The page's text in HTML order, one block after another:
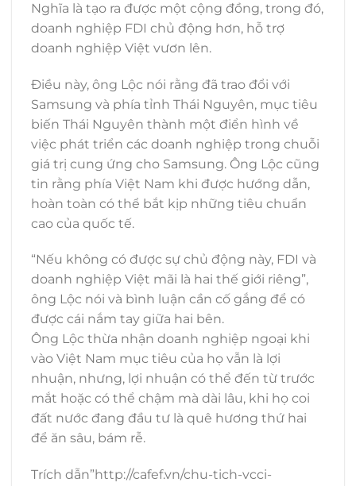
Nghĩa là tạo ra được một cộng đồng, trong đó,
doanh nghiệp FDI chủ động hơn, hỗ trợ
doanh nghiệp Việt vươn lên.
Điều này, ông Lộc nói rằng đã trao đổi với
Samsung và phía tỉnh Thái Nguyên, mục tiêu
biến Thái Nguyên thành một điển hình về
việc phát triển các doanh nghiệp trong chuỗi
giá trị cung ứng cho Samsung. Ông Lộc cũng
tin rằng phía Việt Nam khi được hướng dẫn,
hoàn toàn có thể bắt kịp những tiêu chuẩn
cao của quốc tế.
“Nếu không có được sự chủ động này, FDI và
doanh nghiệp Việt mãi là hai thế giới riêng”,
ông Lộc nói và bình luận cần cố gắng để có
được cái nắm tay giữa hai bên.
Ông Lộc thừa nhận doanh nghiệp ngoại khi
vào Việt Nam mục tiêu của họ vẫn là lợi
nhuận, nhưng, lợi nhuận có thể đến từ trước
mắt hoặc có thể chậm mà dài lâu, khi họ coi
đất nước đang đầu tư là quê hương thứ hai
để ăn sâu, bám rễ.
Trích dẫn”http://cafef.vn/chu-tich-vcci-